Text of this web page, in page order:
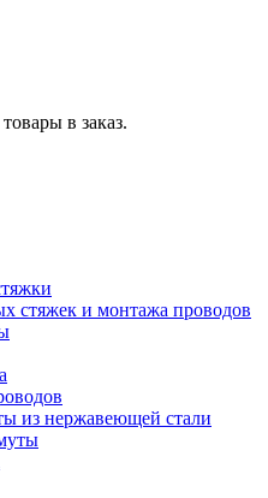
в заказ.
стяжек и монтажа проводов
из нержавеющей стали